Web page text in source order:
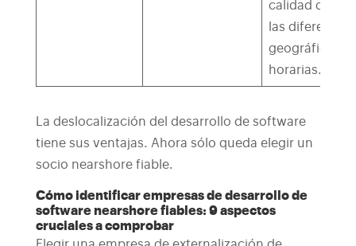
calidad
las diferencias
geográficas y
horarias.
La deslocalización del desarrollo de software
tiene sus ventajas. Ahora sólo queda elegir un
socio nearshore fiable.
Cómo identificar empresas de desarrollo de
software nearshore fiables: 9 aspectos
cruciales a comprobar